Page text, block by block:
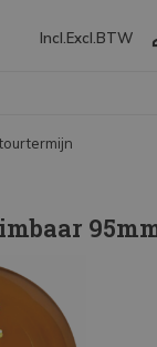
Incl. Excl. BTW
garantie